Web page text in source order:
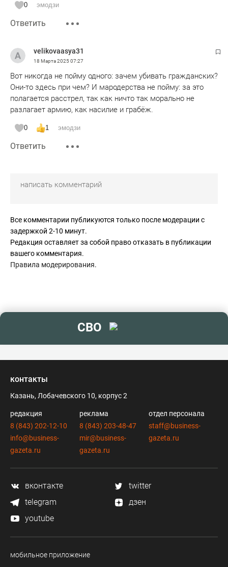
0 эмодзи
Ответить
velikovaasya31
18 Марта 202507:27
Вот никогда не пойму одного: зачем убивать гражданских?
Они-то здесь при чем? И мародерства не пойму: за это
полагается расстрел, так как ничто так морально не
разлагает армию, как насилие и грабёж.
0 1 эмодзи
Ответить
Все комментарии публикуются только после модерации с
задержкой 2-10 минут.
Редакция оставляет за собой право отказать в публикации
вашего комментария.
Правила модерирования.
СВО
контакты
Казань, Лобачевского 10, корпус 2
редакция
8 (843) 202-12-10
info@business-
gazeta.ru
реклама
8 (843) 203-48-47
mir@business-
gazeta.ru
отдел персонала
staff@business-
gazeta.ru
вконтакте
twitter
telegram
дзен
youtube
мобильное приложение